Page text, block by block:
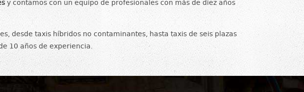
desde taxis híbridos no contaminantes, hasta taxis de seis plazas
10 años de experiencia.